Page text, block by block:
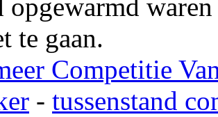
opgewarmd
te gaan.
Competitie
- tussenstand